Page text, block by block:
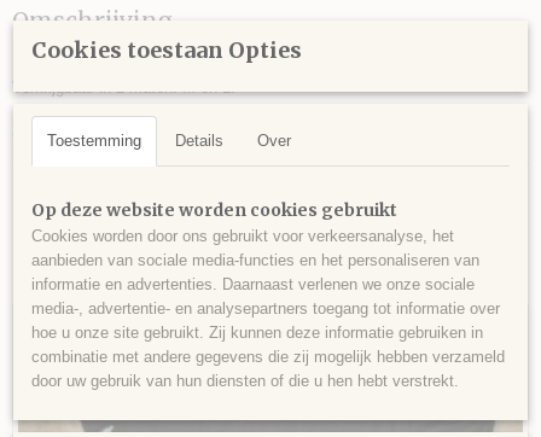
Productcode leverancier
Omschrijving
Uitrijdeken met uitsparing voor het westernzadel van fleece.
Verkrijgbaar in 2 maten: M en L.
Kleur: Royal Blue.
Geef bij bestellen de juiste maat door.
Ook interessant
Cookies toestaan Opties
Toestemming Details Over
Op deze website worden cookies gebruikt
Cookies worden door ons gebruikt voor verkeersanalyse, het
aanbieden van sociale media-functies en het personaliseren van
informatie en advertenties. Daarnaast verlenen we onze sociale
media-, advertentie- en analysepartners toegang tot informatie over
hoe u onze site gebruikt. Zij kunnen deze informatie gebruiken in
combinatie met andere gegevens die zij mogelijk hebben verzameld
door uw gebruik van hun diensten of die u hen hebt verstrekt.